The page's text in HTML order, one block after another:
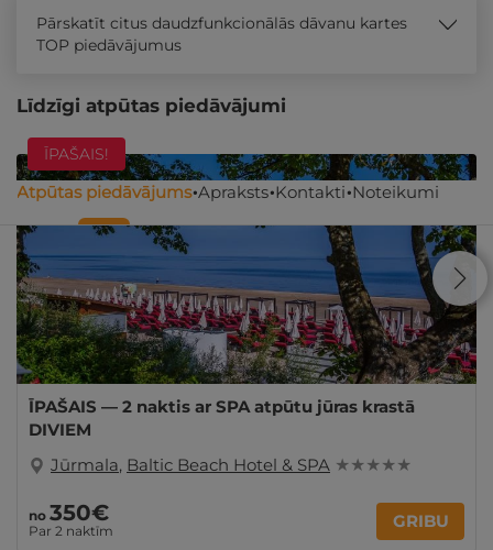
Atpūtas piedāvājums Apraksts Kontakti Noteikumi
Pārskatīt citus daudzfunkcionālās dāvanu kartes
TOP piedāvājumus
Līdzīgi atpūtas piedāvājumi
ĪPAŠAIS!
ĪPAŠAIS — 2 naktis ar SPA atpūtu jūras krastā
DIVIEM
Jūrmala, Baltic Beach Hotel & SPA ★ ★ ★ ★ ★
no 350€
Par 2 naktīm GRIBU